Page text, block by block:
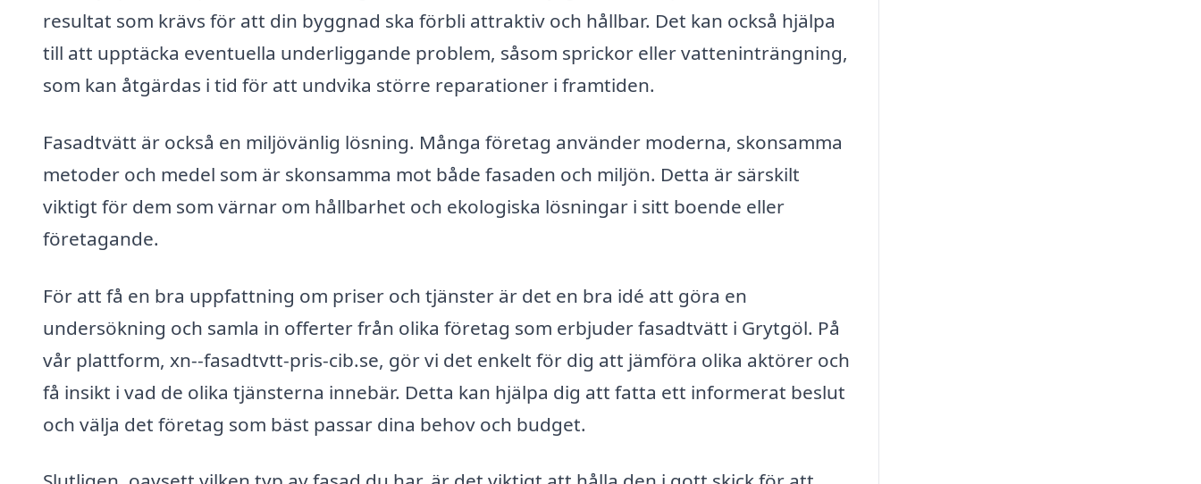
resultat som krävs för att din byggnad ska förbli attraktiv och hållbar. Det kan också hjälpa
till att upptäcka eventuella underliggande problem, såsom sprickor eller vatteninträngning,
som kan åtgärdas i tid för att undvika större reparationer i framtiden.
Fasadtvätt är också en miljövänlig lösning. Många företag använder moderna, skonsamma
metoder och medel som är skonsamma mot både fasaden och miljön. Detta är särskilt
viktigt för dem som värnar om hållbarhet och ekologiska lösningar i sitt boende eller
företagande.
För att få en bra uppfattning om priser och tjänster är det en bra idé att göra en
undersökning och samla in offerter från olika företag som erbjuder fasadtvätt i Grytgöl. På
vår plattform, xn--fasadtvtt-pris-cib.se, gör vi det enkelt för dig att jämföra olika aktörer och
få insikt i vad de olika tjänsterna innebär. Detta kan hjälpa dig att fatta ett informerat beslut
och välja det företag som bäst passar dina behov och budget.